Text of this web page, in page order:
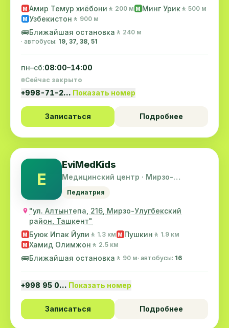
ресторан "Ар...
M Амир Темур хиёбони 🚶 200 м M Минг Урик 🚶 500 м
M Узбекистон 🚶 900 м
🚌Ближайшая остановка 🚶 240 м
· автобусы: 19, 37, 38, 51
пн–сб:08:00–14:00
Сейчас закрыто
+998-71-2… Показать номер
Записаться Подробнее
E
EviMedKids
Медицинский центр · Мирзо-
Педиатрия
"ул. Алтынтепа, 216, Мирзо-Улугбекский
район, Ташкент"
M Буюк Ипак Йули 🚶 1.3 км M Пушкин 🚶 1.9 км
M Хамид Олимжон 🚶 2.5 км
🚌Ближайшая остановка 🚶 90 м· автобусы: 16
+998 95 0… Показать номер
Записаться Подробнее